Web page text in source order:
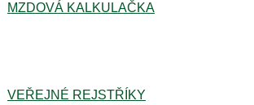
MZDOVÁ KALKULAČKA
VEŘEJNÉ REJSTŘÍKY